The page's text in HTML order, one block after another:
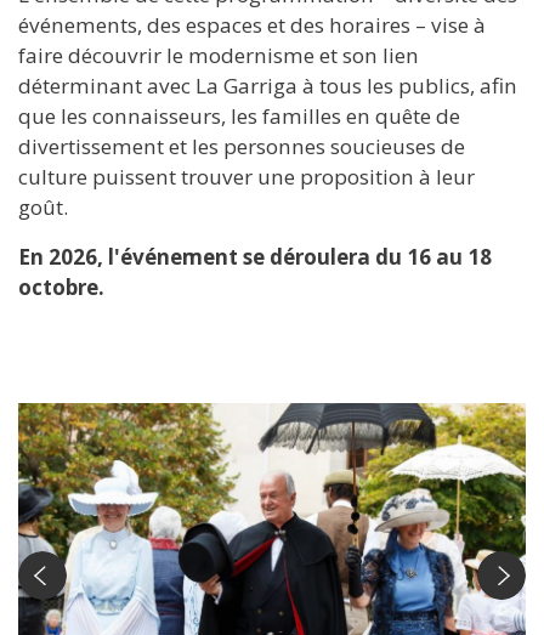
événements, des espaces et des horaires – vise à
faire découvrir le modernisme et son lien
déterminant avec La Garriga à tous les publics, afin
que les connaisseurs, les familles en quête de
divertissement et les personnes soucieuses de
culture puissent trouver une proposition à leur
goût.
En 2026, l'événement se déroulera du 16 au 18
octobre.